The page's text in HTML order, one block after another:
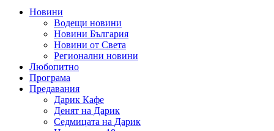
Новини
Водещи новини
Новини България
Новини от Света
Регионални новини
Любопитно
Програма
Предавания
Дарик Кафе
Денят на Дарик
Седмицата на Дарик